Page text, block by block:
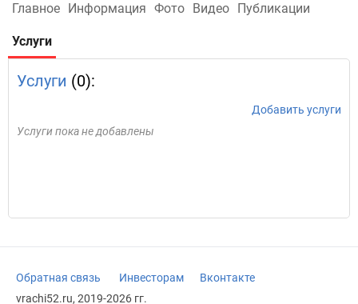
Главное Информация Фото Видео Публикации
Услуги
Услуги (0):
Добавить услуги
Услуги пока не добавлены
Обратная связь Инвесторам
Вконтакте
vrachi52.ru, 2019-2026 гг.